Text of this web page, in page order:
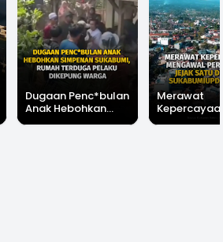
Dugaan Penc*bulan
Anak Hebohkan
Simpenan
Merawat
Kepercayaan,
Mengawal